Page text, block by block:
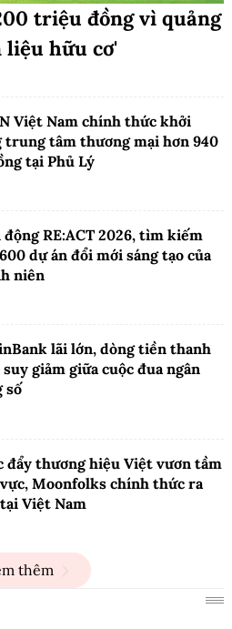
triệu đồng vì quảng
liệu hữu cơ'
Việt Nam chính thức khởi
trung tâm thương mại hơn 940
tại Phủ Lý
động RE:ACT 2026, tìm kiếm
dự án đổi mới sáng tạo của
niên
lãi lớn, dòng tiền thanh
giảm giữa cuộc đua ngân
số
đẩy thương hiệu Việt vươn tầm
Moonfolks chính thức ra
Việt Nam
thêm